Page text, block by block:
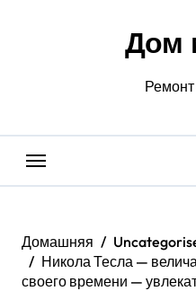
Дом
Ремонт
Домашняя
Никола Тесла —
своего времени —